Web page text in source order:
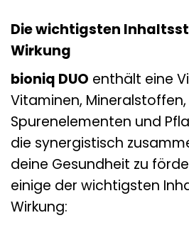
Die wichtigsten
Wirkung
bioniq DUO enthält eine
Vitaminen, Mineralstoffen,
Spurenelementen und
die synergistisch
deine Gesundheit zu
einige der wichtigsten
Wirkung: